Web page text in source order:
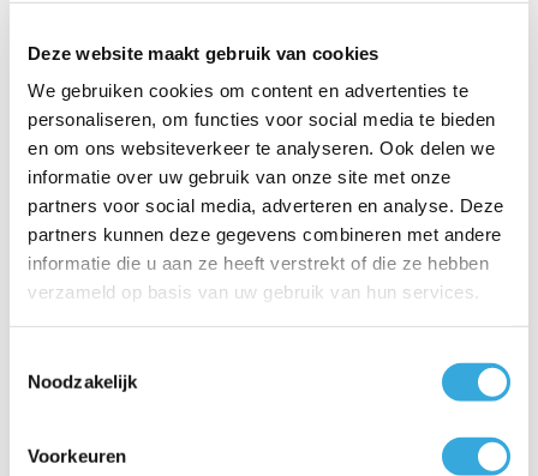
Deze website maakt gebruik van cookies
We gebruiken cookies om content en advertenties te
personaliseren, om functies voor social media te bieden
en om ons websiteverkeer te analyseren. Ook delen we
informatie over uw gebruik van onze site met onze
partners voor social media, adverteren en analyse. Deze
partners kunnen deze gegevens combineren met andere
informatie die u aan ze heeft verstrekt of die ze hebben
verzameld op basis van uw gebruik van hun services.
Noodzakelijk
Voorkeuren
Heleen
Groei mee met BoilerGarant en